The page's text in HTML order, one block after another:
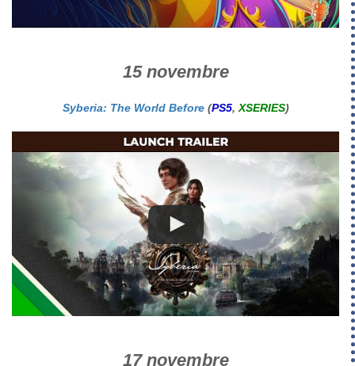
15 novembre
Syberia: The World Before(PS5,XSERIES)
17 novembre